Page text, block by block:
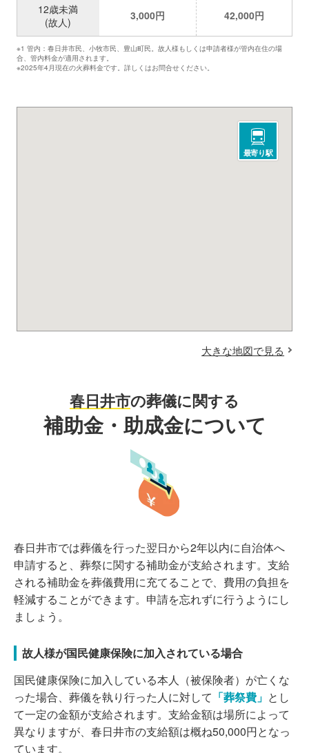
12歳未満
(故人)
3,000円 42,000円
※1 管内：春日井市民、小牧市民、豊山町民。故人様もしくは申請者様が管内在住の場
合、管内料金が適用されます。
※2025年4月現在の火葬料金です。詳しくはお問合せください。
最寄り駅
大きな地図で見る
春日井市の葬儀に関する
補助金・助成金について
春日井市では葬儀を行った翌日から2年以内に自治体へ
申請すると、葬祭に関する補助金が支給されます。支給
される補助金を葬儀費用に充てることで、費用の負担を
軽減することができます。申請を忘れずに行うようにし
ましょう。
故人様が国民健康保険に加入されている場合
国民健康保険に加入している本人（被保険者）が亡くな
った場合、葬儀を執り行った人に対して 「葬祭費」 とし
て一定の金額が支給されます。支給金額は場所によって
異なりますが、春日井市の支給額は概ね50,000円となっ
ています。